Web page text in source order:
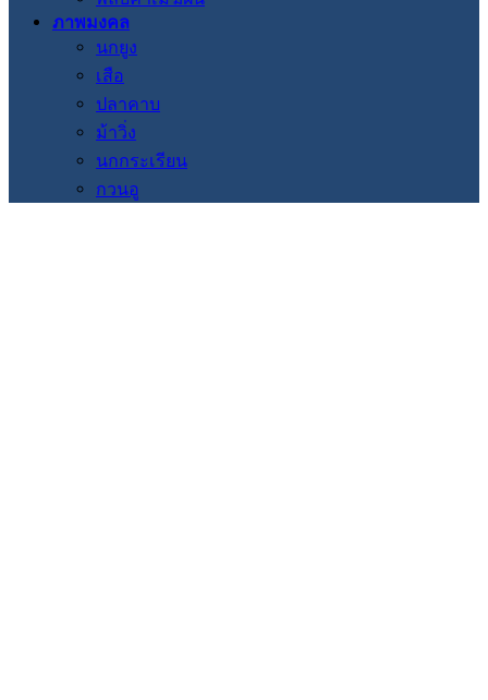
ภาพมงคล
นกยูง
เสือ
ปลาคาบ
ม้าวิ่ง
นกกระเรียน
กวนอู